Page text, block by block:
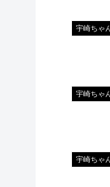
宇崎ちゃ
宇崎ちゃ
宇崎ちゃ